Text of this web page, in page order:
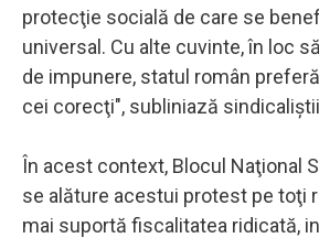
protecţie socială de care se
universal. Cu alte cuvinte, în loc
de impunere, statul român
cei corecţi", subliniază
În acest context, Blocul Naţional
se alăture acestui protest pe toţi
mai suportă fiscalitatea ridicată,